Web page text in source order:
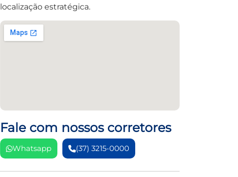
localização estratégica.
Fale com nossos corretores
Whatsapp (37) 3215-0000